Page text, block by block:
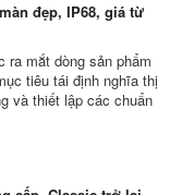
đẹp, IP68, giá từ
ra mắt dòng sản phẩm
tiêu tái định nghĩa thị
và thiết lập các chuẩn